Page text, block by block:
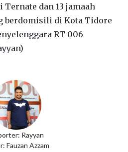
dan 13 jamaah
berdomisili di Kota Tidore
RT 006
Rayyan
Fauzan Azzam